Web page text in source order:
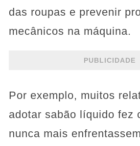
das roupas e prevenir
mecânicos na máquina.
PUBLICIDADE
Por exemplo, muitos
adotar sabão líquido fez
nunca mais